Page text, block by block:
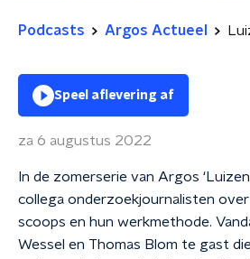
Podcasts Argos Actueel
Speel aflevering af
za 6 augustus 2022
In de zomerserie van Argos
collega onderzoekjournalisten
scoops en hun werkmethode.
Wessel en Thomas Blom te gast